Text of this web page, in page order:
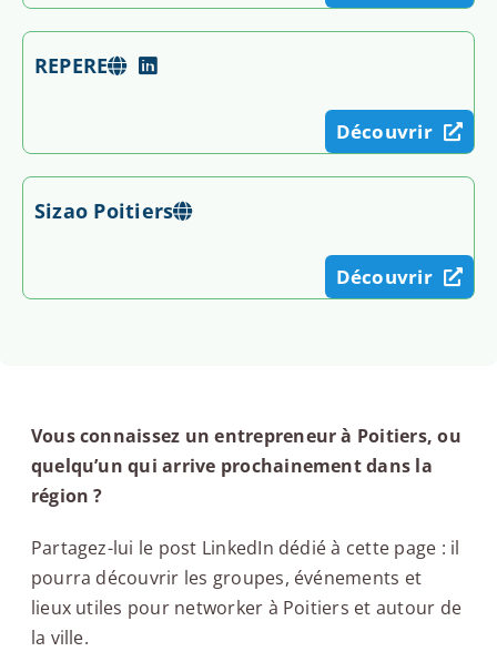
REPERE
Découvrir
Sizao Poitiers
Découvrir
Vous connaissez un entrepreneur à Poitiers, ou
quelqu’un qui arrive prochainement dans la
région ?
Partagez-lui le post LinkedIn dédié à cette page : il
pourra découvrir les groupes, événements et
lieux utiles pour networker à Poitiers et autour de
la ville.